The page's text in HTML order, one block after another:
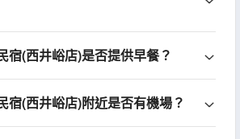
宿(西井峪店)是否提供早餐？
宿(西井峪店)附近是否有機場？